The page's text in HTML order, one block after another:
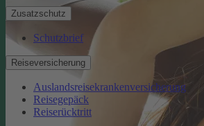
Zusatzschutz
Schutzbrief
Reiseversicherung
Auslandsreisekrankenversicherung
Reisegepäck
Reiserücktritt